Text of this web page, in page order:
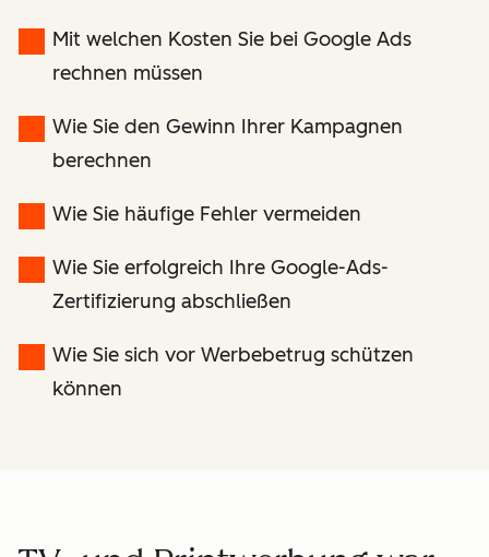
Mit welchen Kosten Sie bei Google Ads
rechnen müssen
Wie Sie den Gewinn Ihrer Kampagnen
berechnen
Wie Sie häufige Fehler vermeiden
Wie Sie erfolgreich Ihre Google-Ads-
Zertifizierung abschließen
Wie Sie sich vor Werbebetrug schützen
können